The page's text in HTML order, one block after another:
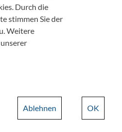
Durch die
stimmen Sie der
Weitere
OK
Ablehnen